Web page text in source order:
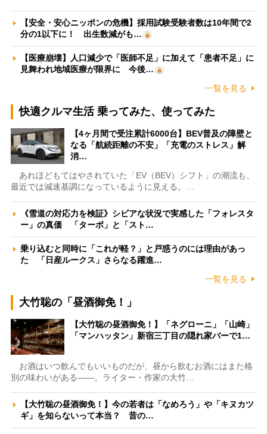
【安全・安心ニッポンの危機】採用試験受験者数は10年間で2
分の1以下に！ 出生数減がも…
【医療崩壊】人口減少で「医師不足」に加えて「患者不足」に
見舞われ地域医療が限界に 今後…
一覧を見る
快適クルマ生活 乗ってみた、使ってみた
【4ヶ月間で受注累計6000台】BEV普及の障壁と
なる「航続距離の不安」「充電のストレス」解
消…
あれほどもてはやされていた「EV（BEV）シフト」の潮流も、
最近では減速基調になっているように見える。…
《雪道の対応力を検証》シビアな状況で実感した「フォレスタ
ー」の真価 「ターボ」と「スト…
乗り込むと同時に「これが軽？」と戸惑うのには理由があっ
た 「日産ルークス」さらなる躍進…
一覧を見る
大竹聡の「昼酒御免！」
【大竹聡の昼酒御免！】「ネグローニ」「山崎」
「マンハッタン」新宿三丁目の隠れ家バーで1…
お酒はいつ飲んでもいいものだが、昼から飲むお酒にはまた格
別の味わいがある――。ライター・作家の大竹…
【大竹聡の昼酒御免！】今の若者は「なめろう」や「キヌカツ
ギ」を知らないって本当？ 昔の…